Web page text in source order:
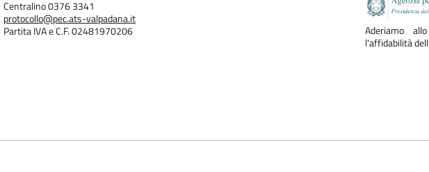
Centralino 0376 3341
protocollo@pec.ats-valpadana.it
Partita IVA e C.F. 02481970206
Aderiamo
l'affidabilità